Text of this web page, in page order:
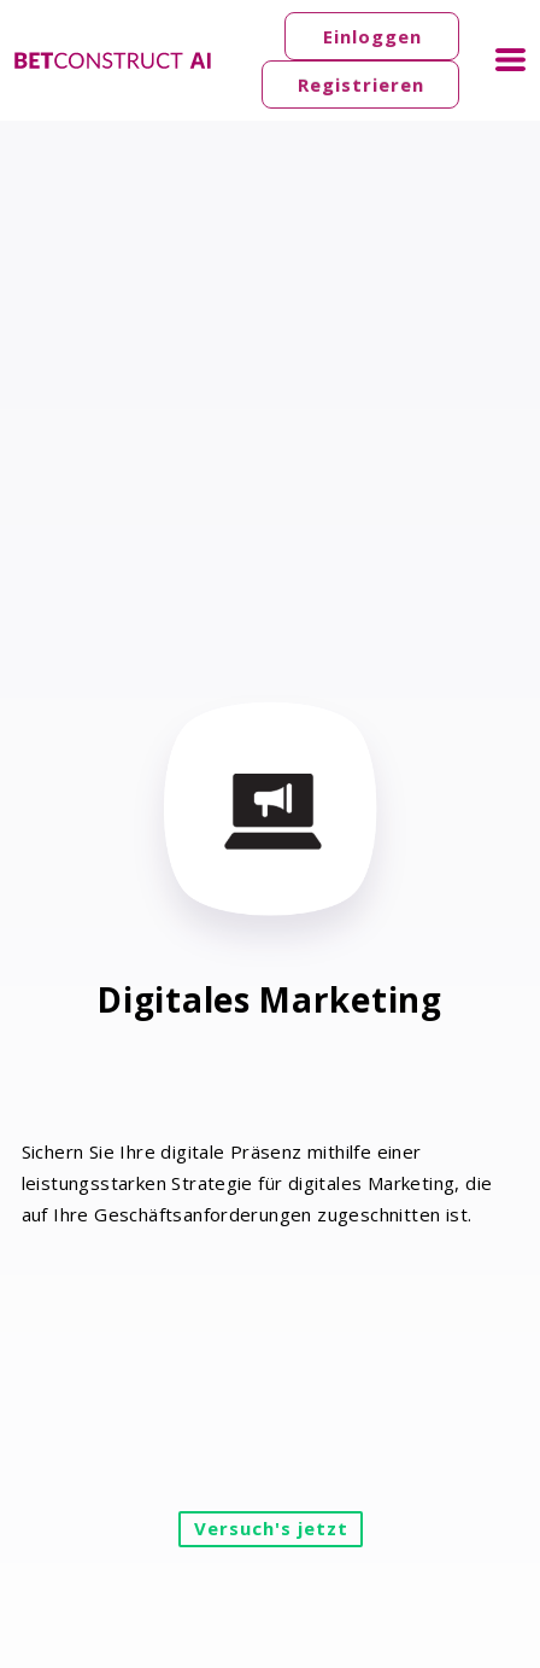
Einloggen
Registrieren
Digitales Marketing
Sichern Sie Ihre digitale Präsenz mithilfe einer
leistungsstarken Strategie für digitales Marketing, die
auf Ihre Geschäftsanforderungen zugeschnitten ist.
Versuch's jetzt